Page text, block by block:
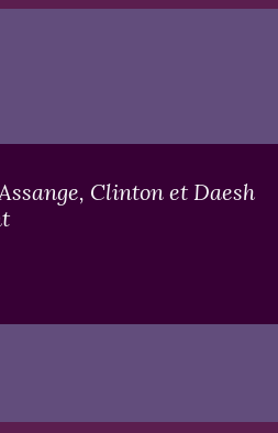
Clinton et Daesh